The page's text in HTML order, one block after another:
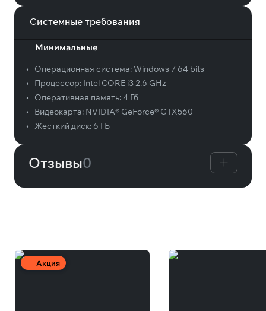
Системные требования
Минимальные
• Операционная система:Windows 7 64 bits
•
Процессор: Intel CORE i3 2.6 GHz
•
Оперативная память:4 Гб
•
Видеокарта: NVIDIA® GeForce® GTX560
•
Жесткий диск: 6 ГБ
Отзывы0
Акция